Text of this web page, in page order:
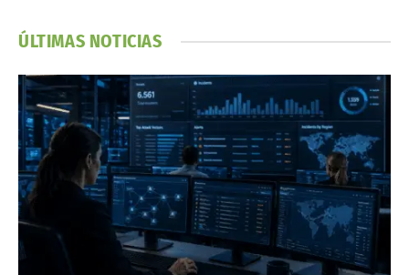
ÚLTIMAS NOTICIAS